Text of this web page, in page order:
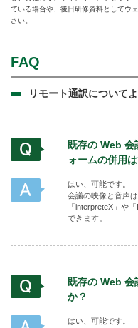
ている場合や、後日研修資料としてウ
さい。
FAQ
リモート通訳について
既存の Web 会
ォームの併用
はい、可能です。
会議の映像と音声
「interpreteX」や
できます。
既存の Web 会
か？
はい、可能です。